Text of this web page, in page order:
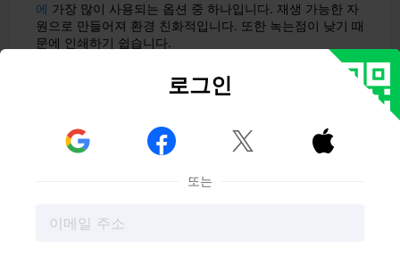
에 가장 많이 사용되는 옵션 중 하나입니다. 재생 가능한 자
원으로 만들어져 환경 친화적입니다. 또한 녹는점이 낮기 때
문에 인쇄하기 쉽습니다.
이 블로그 게시물에서는 시중에 나와 있는 최고의 PLA 필라
멘트와 필요에 맞는 필라멘트를 선택하는 방법에 대해 설명
PLA 필라멘트란 무엇인가요?
가능한 자원에서 추출한 플라스틱의 일종입니다. 다른 플라
로그인
  
또는